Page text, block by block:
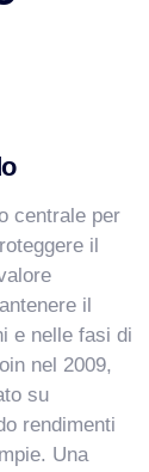
centrale per
il
il
e nelle fasi di
nel 2009,
su
rendimenti
Una
In